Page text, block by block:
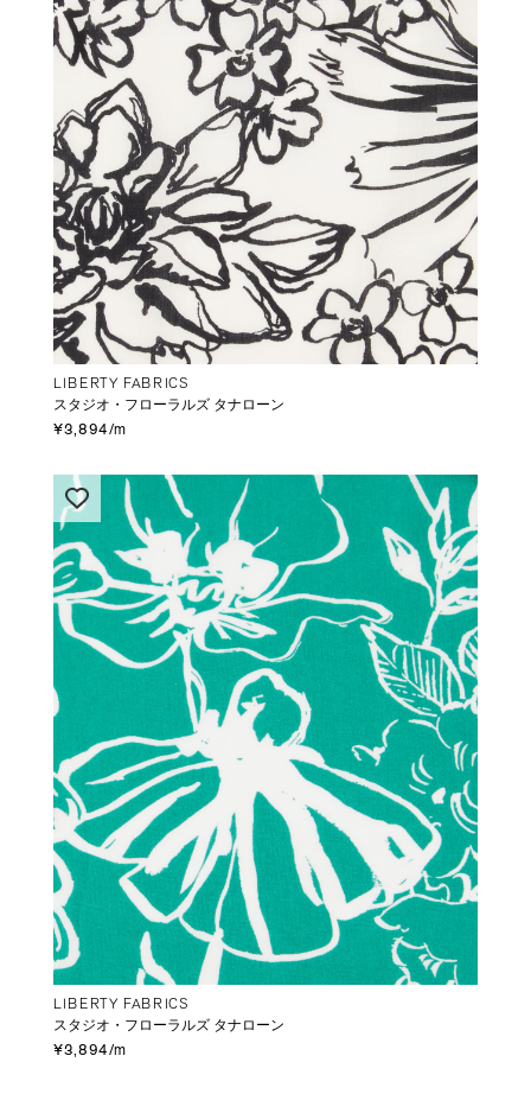
LIBERTY FABRICS
スタジオ・フローラルズ タナローン
¥3,894/m
LIBERTY FABRICS
スタジオ・フローラルズ タナローン
¥3,894/m